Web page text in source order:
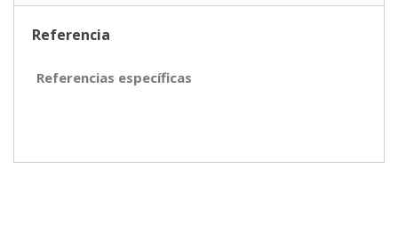
Referencia
Referencias específicas